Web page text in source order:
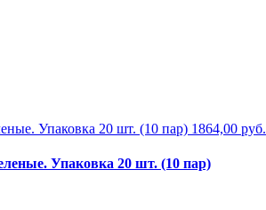
1864,00 руб.
Упаковка 20 шт. (10 пар)